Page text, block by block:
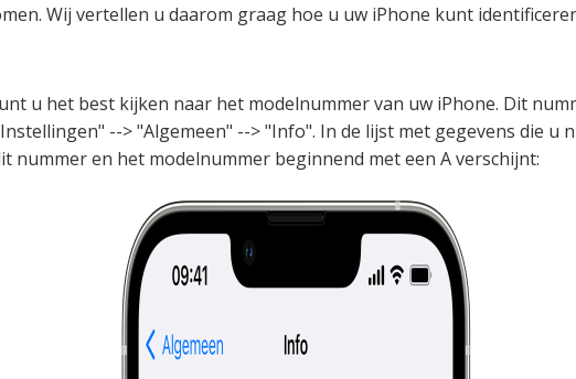
Wij vertellen u daarom graag hoe u uw iPhone kunt
u het best kijken naar het modelnummer van uw iPhone. Dit
--> "Algemeen" --> "Info". In de lijst met gegevens die u
nummer en het modelnummer beginnend met een A verschijnt: